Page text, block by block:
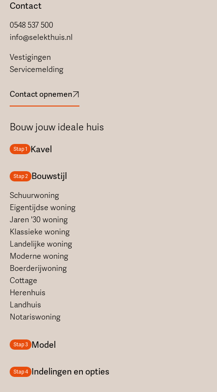
Contact
0548 537 500
info@selekthuis.nl
Vestigingen
Servicemelding
Contact opnemen
Bouw jouw ideale huis
Stap 1 Kavel
Stap 2 Bouwstijl
Schuurwoning
Eigentijdse woning
Jaren '30 woning
Klassieke woning
Landelijke woning
Moderne woning
Boerderijwoning
Cottage
Herenhuis
Landhuis
Notariswoning
Stap 3 Model
Stap 4 Indelingen en opties